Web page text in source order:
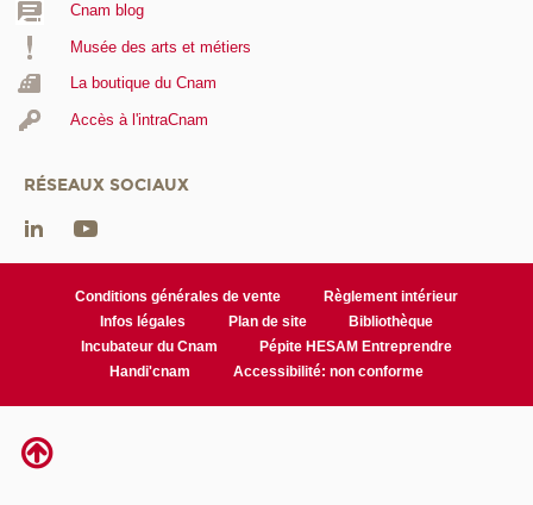
Cnam blog
Musée des arts et métiers
La boutique du Cnam
Accès à l'intraCnam
RÉSEAUX SOCIAUX
Conditions générales de vente
Règlement intérieur
Infos légales
Plan de site
Bibliothèque
Incubateur du Cnam
Pépite HESAM Entreprendre
Handi'cnam
Accessibilité: non conforme